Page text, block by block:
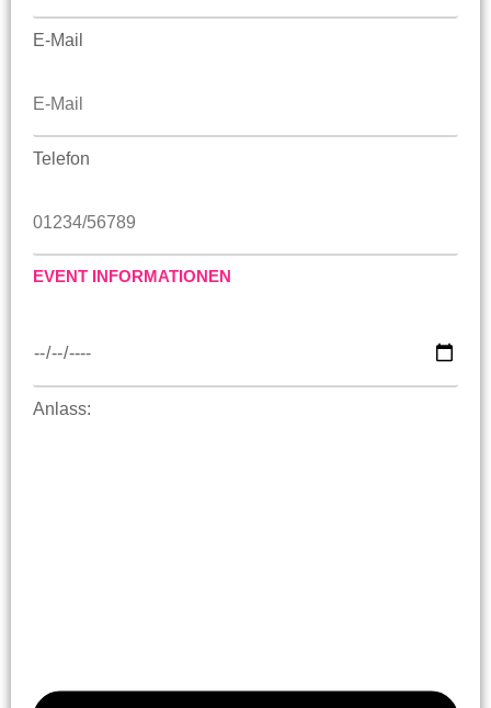
E-Mail
Telefon
EVENT INFORMATIONEN
Anlass: